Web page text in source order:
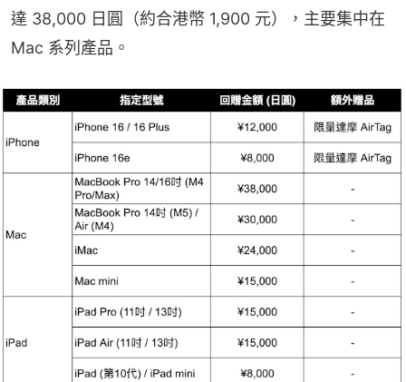
達 38,000 日圓（約合港幣 1,900 元），主要集中在
Mac 系列產品。